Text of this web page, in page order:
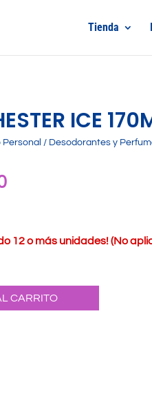
Tienda
ICE
/ Desodorantes y
El
es:
12 o más unidades! (No
CARRITO